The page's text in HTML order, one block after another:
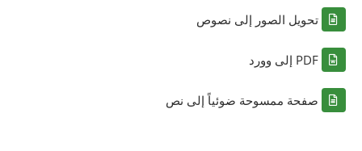
تحويل الصور إلى نصوص
PDF إلى وورد
صفحة ممسوحة ضوئياً إلى نص